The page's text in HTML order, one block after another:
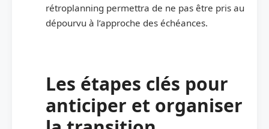
rétroplanning permettra de ne pas être pris au
dépourvu à l’approche des échéances.
Les étapes clés pour
anticiper et organiser